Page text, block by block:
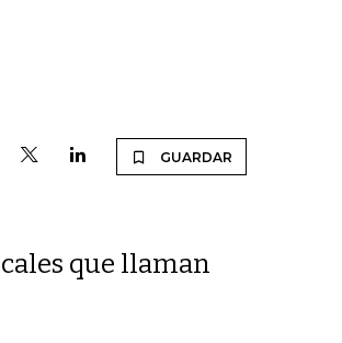
GUARDAR
que llaman